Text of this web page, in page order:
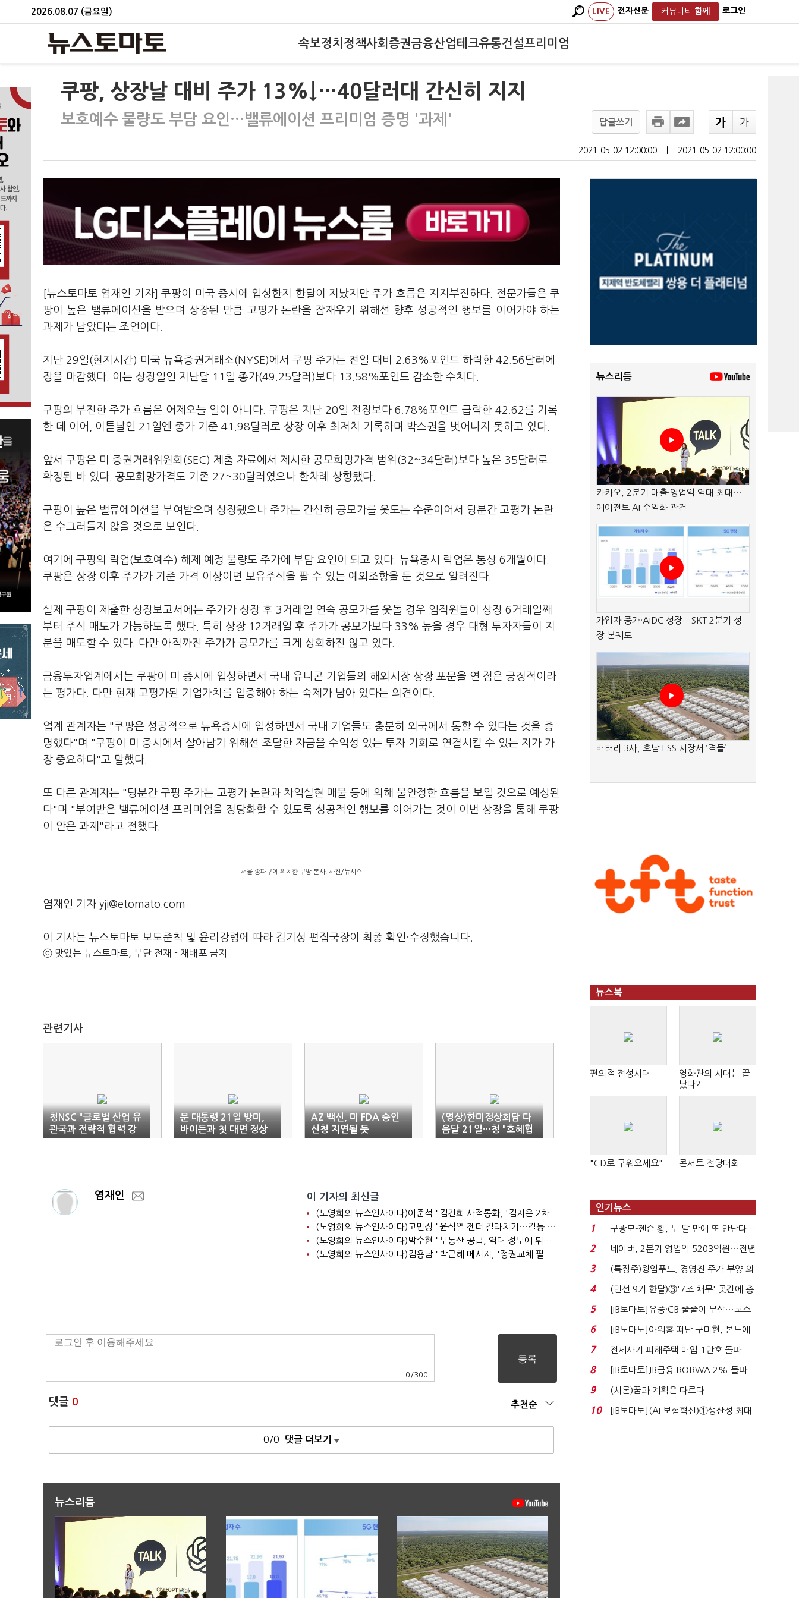
2026.08.07 (금요일) LIVE 전자신문 커뮤니티 함께 로그인
속보정치 정책사회 증권금융산업테크유통건설프리미엄
쿠팡, 상장날 대비 주가 13%↓…40달러대 간신히 지지
보호예수 물량도 부담 요인…밸류에이션 프리미엄 증명 '과제' 답글쓰기
2021-05-02 12:00:00 2021-05-02 12:00:00
[뉴스토마토 염재인 기자] 쿠팡이 미국 증시에 입성한지 한달이 지났지만 주가 흐름은 지지부진하다. 전문가들은 쿠
팡이 높은 밸류에이션을 받으며 상장된 만큼 고평가 논란을 잠재우기 위해선 향후 성공적인 행보를 이어가야 하는
과제가 남았다는 조언이다.
지난 29일(현지시간) 미국 뉴욕증권거래소(NYSE)에서 쿠팡 주가는 전일 대비 2.63%포인트 하락한 42.56달러에
장을 마감했다. 이는 상장일인 지난달 11일 종가(49.25달러)보다 13.58%포인트 감소한 수치다.
쿠팡의 부진한 주가 흐름은 어제오늘 일이 아니다. 쿠팡은 지난 20일 전장보다 6.78%포인트 급락한 42.62를 기록
한 데 이어, 이튿날인 21일엔 종가 기준 41.98달러로 상장 이후 최저치 기록하며 박스권을 벗어나지 못하고 있다.
앞서 쿠팡은 미 증권거래위원회(SEC) 제출 자료에서 제시한 공모희망가격 범위(32~34달러)보다 높은 35달러로
확정된 바 있다. 공모희망가격도 기존 27~30달러였으나 한차례 상향됐다.
쿠팡이 높은 밸류에이션을 부여받으며 상장됐으나 주가는 간신히 공모가를 웃도는 수준이어서 당분간 고평가 논란
은 수그러들지 않을 것으로 보인다.
여기에 쿠팡의 락업(보호예수) 해제 예정 물량도 주가에 부담 요인이 되고 있다. 뉴욕증시 락업은 통상 6개월이다.
쿠팡은 상장 이후 주가가 기준 가격 이상이면 보유주식을 팔 수 있는 예외조항을 둔 것으로 알려진다.
실제 쿠팡이 제출한 상장보고서에는 주가가 상장 후 3거래일 연속 공모가를 웃돌 경우 임직원들이 상장 6거래일째
부터 주식 매도가 가능하도록 했다. 특히 상장 12거래일 후 주가가 공모가보다 33% 높을 경우 대형 투자자들이 지
분을 매도할 수 있다. 다만 아직까진 주가가 공모가를 크게 상회하진 않고 있다.
금융투자업계에서는 쿠팡이 미 증시에 입성하면서 국내 유니콘 기업들의 해외시장 상장 포문을 연 점은 긍정적이라
는 평가다. 다만 현재 고평가된 기업가치를 입증해야 하는 숙제가 남아 있다는 의견이다.
업계 관계자는 "쿠팡은 성공적으로 뉴욕증시에 입성하면서 국내 기업들도 충분히 외국에서 통할 수 있다는 것을 증
명했다"며 "쿠팡이 미 증시에서 살아남기 위해선 조달한 자금을 수익성 있는 투자 기회로 연결시킬 수 있는 지가 가
장 중요하다"고 말했다.
또 다른 관계자는 "당분간 쿠팡 주가는 고평가 논란과 차익실현 매물 등에 의해 불안정한 흐름을 보일 것으로 예상된
다"며 "부여받은 밸류에이션 프리미엄을 정당화할 수 있도록 성공적인 행보를 이어가는 것이 이번 상장을 통해 쿠팡
이 안은 과제"라고 전했다.
서울 송파구에 위치한 쿠팡 본사. 사진/뉴시스
염재인 기자 yji@etomato.com
이 기사는 뉴스토마토 보도준칙 및 윤리강령에 따라 김기성 편집국장이 최종 확인·수정했습니다.
ⓒ 맛있는 뉴스토마토, 무단 전재 - 재배포 금지
관련기사
청NSC "글로벌 산업 유
관국과 전략적 협력 강
화"
문 대통령 21일 방미,
바이든과 첫 대면 정상
회담(1보)
AZ 백신, 미 FDA 승인
신청 지연될 듯
(영상)한미정상회담 다
음달 21일…청 "호혜협
력, 한반도 비핵화 논의"
염재인 이 기자의 최신글
(노영희의 뉴스인사이다)이준석 "김건희 사적통화, '김지은 2차 가해' 성립 안 돼"
(노영희의 뉴스인사이다)고민정 "윤석열 젠더 갈라치기…갈등 불씨가 지지율 자양분"
(노영희의 뉴스인사이다)박수현 "부동산 공급, 역대 정부에 뒤지지 않아"
(노영희의 뉴스인사이다)김용남 "박근혜 메시지, '정권교체 필요성' 강조할 듯"
0 /300
댓글 0 추천순
0/0 댓글 더보기
뉴스리듬
뉴스리듬
카카오, 2분기 매출·영업익 역대 최대…
에이전트 AI 수익화 관건
가입자 증가·AIDC 성장…SKT 2분기 성
장 본궤도
배터리 3사, 호남 ESS 시장서 ‘격돌’
뉴스북
편의점 전성시대
영화관의 시대는 끝
났다?
"CD로 구워오세요" 콘서트 전당대회
인기뉴스
1
구광모-젠슨 황, 두 달 만에 또 만난다…
로봇·AI 등 논...
2
네이버, 2분기 영업익 5203억원…전년
비 0.2% 감소...
3
(특징주)윙입푸드, 경영진 주가 부양 의
지에 상한가...
4
(민선 9기 한달)③'7조 채무' 곳간에 충
격…추미애, 20년...
5
[IB토마토]유증·CB 줄줄이 무산…코스
닥 벌점 급증에 ...
6
[IB토마토]아워홈 떠난 구미현, 본느에
340억 베팅…가...
7
전세사기 피해주택 매입 1만호 돌파…
누적 피해자 4만2...
8
[IB토마토]JB금융 RORWA 2% 돌파…
실적 견인은 은행 ...
9 (시론)꿈과 계획은 다르다
10
[IB토마토](AI 보험혁신)①생산성 최대